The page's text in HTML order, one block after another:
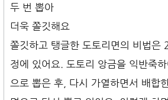
두 번 뽑아
더욱 쫄깃해요
쫄깃하고 탱글한 도토리면의 비법은
정에 있어요. 도토리 앙금을 익반죽
으로 뽑은 후, 다시 가열하면서 배합